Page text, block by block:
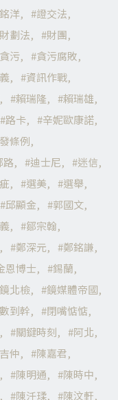
洋
證交法
財劃法
財團
貪污
貪污腐敗
資訊作戰
賴瑞隆
賴瑞雄
路卡
辛妮歐康諾
條例
路 迪士尼
迷信
選美
選舉
邱顯金
郭國文
鄒宗翰
鄭深元
鄭銘謙
恩博士
錫蘭
鏡北檢
鏡媒體帝國
到幹
閉嘴惦惦
關鍵時刻
阿北
仲
陳嘉君
陳明通
陳時中
陳汘瑈
陳汶軒